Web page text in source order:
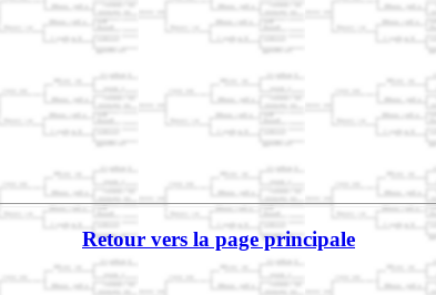
Retour vers la page principale